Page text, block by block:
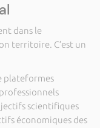
dans le
territoire. C’est un
plateformes
scientifiques
économiques des